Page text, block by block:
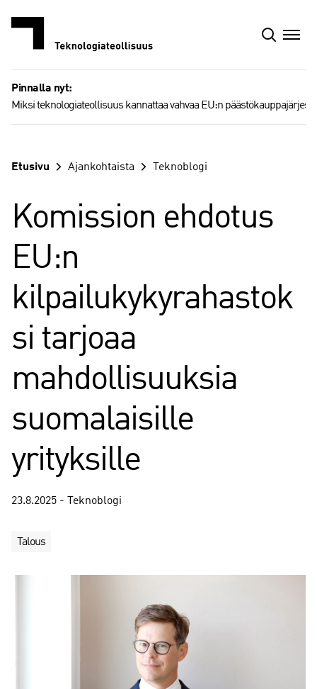
Pinnalla nyt:
Miksi teknologiateollisuus kannattaa vahvaa EU:n
Etusivu Ajankohtaista Teknoblogi
Komission ehdotus
EU:n
kilpailukykyrahastok
si tarjoaa
mahdollisuuksia
suomalaisille
yrityksille
23.8.2025 - Teknoblogi
Talous